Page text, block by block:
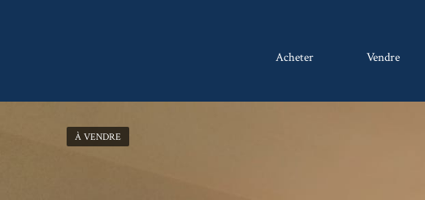
Acheter Vendre
À VENDRE